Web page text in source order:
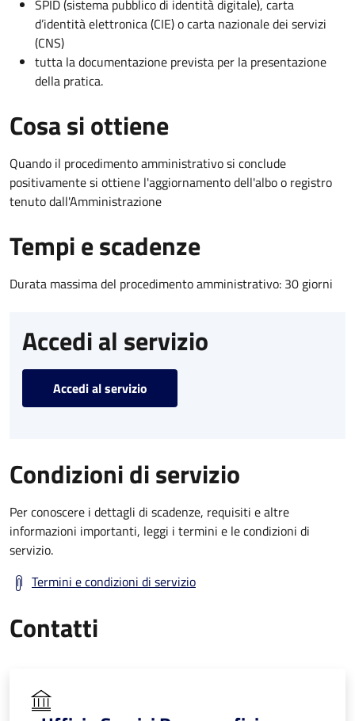
SPID (sistema pubblico di identità digitale), carta
d’identità elettronica (CIE) o carta nazionale dei servizi
(CNS)
tutta la documentazione prevista per la presentazione
della pratica.
Cosa si ottiene
Quando il procedimento amministrativo si conclude
positivamente si ottiene l'aggiornamento dell'albo o registro
tenuto dall'Amministrazione
Tempi e scadenze
Durata massima del procedimento amministrativo: 30 giorni
Accedi al servizio
Accedi al servizio
Condizioni di servizio
Per conoscere i dettagli di scadenze, requisiti e altre
informazioni importanti, leggi i termini e le condizioni di
servizio.
Termini e condizioni di servizio
Contatti